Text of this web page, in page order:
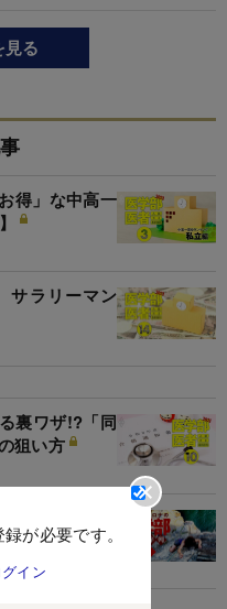
が必要です。
グイン
見る
得」な中高一
サラリーマン
裏ワザ!?「同
狙い方
る！「秘伝ル